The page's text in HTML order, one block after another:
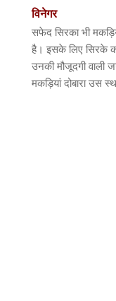
विनेगर
सफेद सिरका भी
है। इसके लिए सिरके
उनकी मौजूदगी वाली
मकड़ियां दोबारा उस